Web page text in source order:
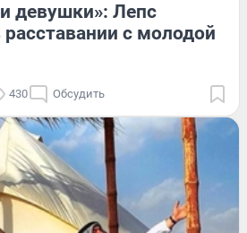
девушки»: Лепс
с молодой
430 Обсудить